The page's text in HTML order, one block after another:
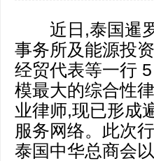
近日,泰国暹罗
事务所及能源投
经贸代表等一行
模最大的综合性
业律师,现已形成
服务网络。此次
泰国中华总商会